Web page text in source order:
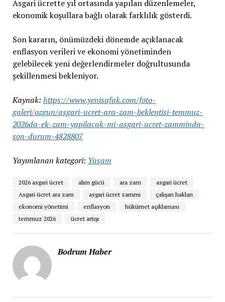
Asgari ücrette yıl ortasında yapılan düzenlemeler,
ekonomik koşullara bağlı olarak farklılık gösterdi.
Son kararın, önümüzdeki dönemde açıklanacak
enflasyon verileri ve ekonomi yönetiminden
gelebilecek yeni değerlendirmeler doğrultusunda
şekillenmesi bekleniyor.
Kaynak: https://www.yenisafak.com/foto-
galeri/ozgun/asgari-ucret-ara-zam-beklentisi-temmuz-
2026da-ek-zam-yapilacak-mi-asgari-ucret-zamminda-
son-durum-4828807
Yayımlanan kategori: Yaşam
2026 asgari ücret alım gücü ara zam
asgari ücret
Asgari ücret ara zam
asgari ücret zammı
çalışan hakları
ekonomi yönetimi
enflasyon
hükümet açıklaması
temmuz 2026
ücret artışı
Bodrum Haber